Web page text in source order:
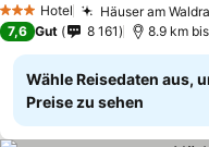
3 SterneHotel Häuser am
7,6 Gut 8 161 8.9 km
Wähle Reisedaten aus,
Preise zu sehen